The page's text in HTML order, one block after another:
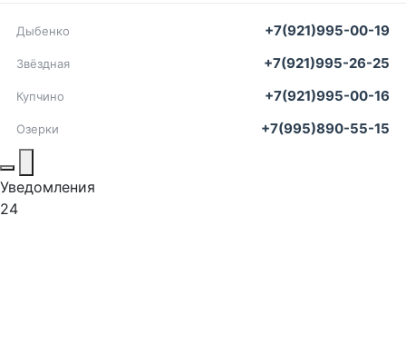
Дыбенко +7(921)995-00-19
Звёздная +7(921)995-26-25
Купчино +7(921)995-00-16
Озерки +7(995)890-55-15
Уведомления
24